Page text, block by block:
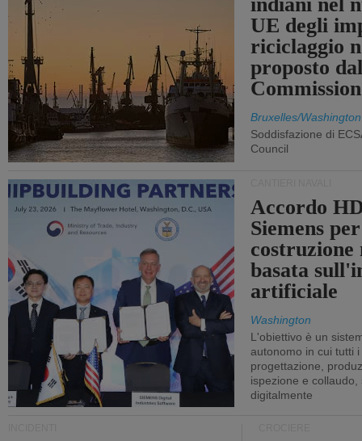
UE degli
riciclaggio
proposto
Bruxelles/Washington
Soddisfazione di
Council
Accordo
Siemens
costruzione
basata
artificiale
Washington
L'obiettivo è un
autonomo in cui tutti
progettazione,
ispezione e collaudo,
digitalmente